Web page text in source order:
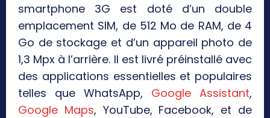
smartphone 3G est doté d’un double
emplacement SIM, de 512 Mo de RAM, de 4
Go de stockage et d’un appareil photo de
1,3 Mpx à l’arrière. Il est livré préinstallé avec
des applications essentielles et populaires
telles que WhatsApp, Google Assistant,
Google Maps, YouTube, Facebook, et de